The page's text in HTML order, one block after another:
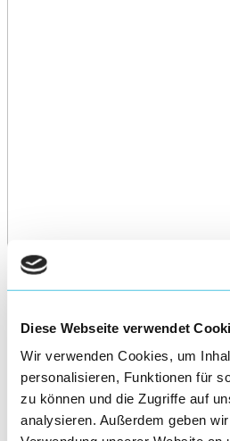
Diese Webseite verwendet
Wir verwenden Cookies, um
personalisieren, Funktionen für
zu können und die Zugriffe auf
analysieren. Außerdem geben